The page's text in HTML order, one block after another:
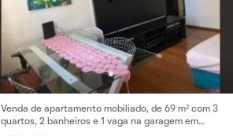
Venda de apartamento mobiliado, de 69 m² com 3
quartos, 2 banheiros e 1 vaga na garagem em